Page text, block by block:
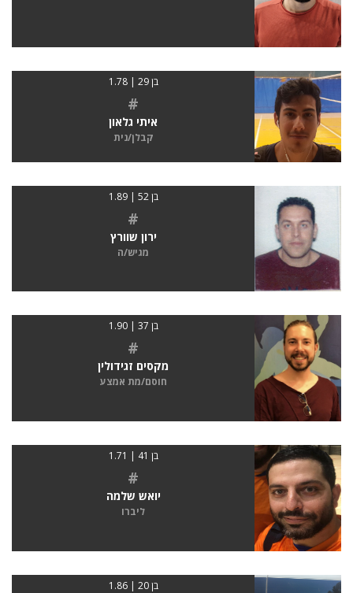
בן 29 | 1.78
#
איתי גלאון
קבלן/נית
בן 52 | 1.89
#
ירון שוורץ
מגיש/ה
בן 37 | 1.90
#
מקסים זגידולין
חוסם/מת אמצע
בן 41 | 1.71
#
יואש שלמה
ליברו
בן 20 | 1.86